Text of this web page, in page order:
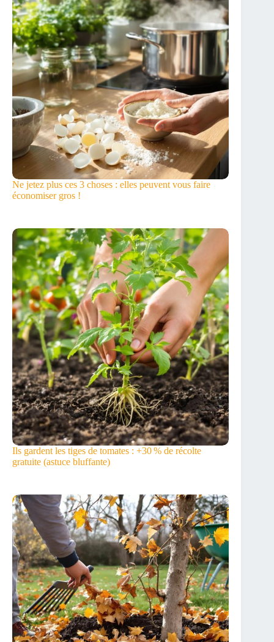
Ne jetez plus ces 3 choses : elles peuvent vous faire
économiser gros !
Ils gardent les tiges de tomates : +30 % de récolte
gratuite (astuce bluffante)